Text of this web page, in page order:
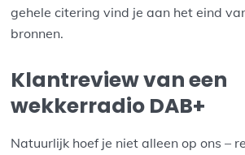
gehele citering vind je aan het eind
bronnen.
Klantreview van een
wekkerradio DAB+
Natuurlijk hoef je niet alleen op ons –